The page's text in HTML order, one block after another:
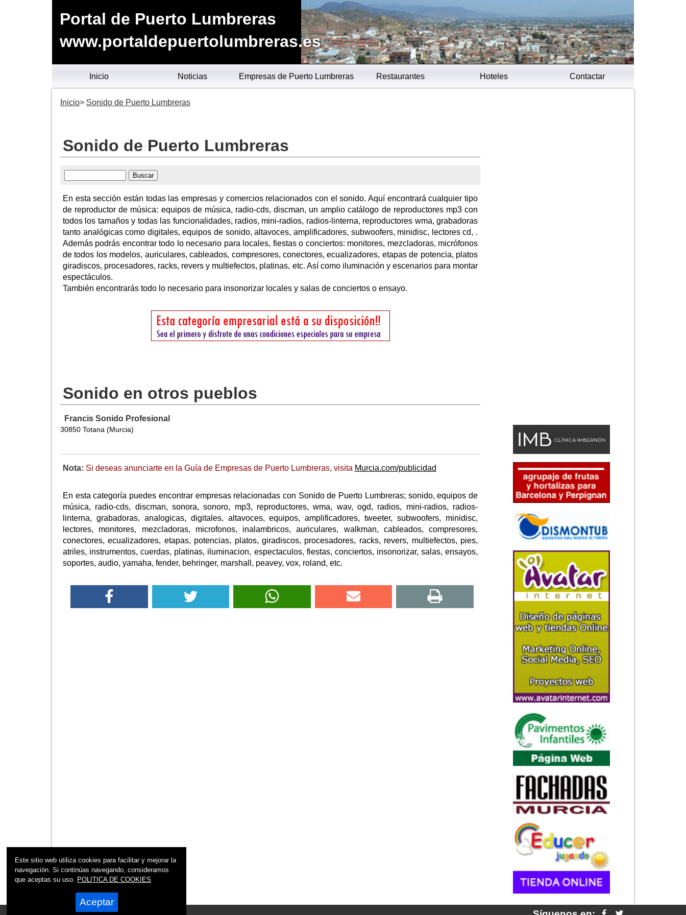
Portal de Puerto Lumbreras
www.portaldepuertolumbreras.es
Inicio Noticias Empresas de Puerto Lumbreras Restaurantes Hoteles Contactar
Inicio Sonido de Puerto Lumbreras
Sonido de Puerto Lumbreras
En esta sección están todas las empresas y comercios relacionados con el sonido. Aquí encontrará cualquier tipo
de reproductor de música: equipos de música, radio-cds, discman, un amplio catálogo de reproductores mp3 con
todos los tamaños y todas las funcionalidades, radios, mini-radios, radios-linterna, reproductores wma, grabadoras
tanto analógicas como digitales, equipos de sonido, altavoces, amplificadores, subwoofers, minidisc, lectores cd, .
Además podrás encontrar todo lo necesario para locales, fiestas o conciertos: monitores, mezcladoras, micrófonos
de todos los modelos, auriculares, cableados, compresores, conectores, ecualizadores, etapas de potencia, platos
giradiscos, procesadores, racks, revers y multiefectos, platinas, etc. Así como iluminación y escenarios para montar
espectáculos.
También encontrarás todo lo necesario para insonorizar locales y salas de conciertos o ensayo.
Sonido en otros pueblos
Francis Sonido Profesional
30850 Totana (Murcia)
Nota: Si deseas anunciarte en la Guía de Empresas de Puerto Lumbreras, visita Murcia.com/publicidad
En esta categoría puedes encontrar empresas relacionadas con Sonido de Puerto Lumbreras; sonido, equipos de
música, radio-cds, discman, sonora, sonoro, mp3, reproductores, wma, wav, ogd, radios, mini-radios, radios-
linterna, grabadoras, analogicas, digitales, altavoces, equipos, amplificadores, tweeter, subwoofers, minidisc,
lectores, monitores, mezcladoras, microfonos, inalambricos, auriculares, walkman, cableados, compresores,
conectores, ecualizadores, etapas, potencias, platos, giradiscos, procesadores, racks, revers, multiefectos, pies,
atriles, instrumentos, cuerdas, platinas, iluminacion, espectaculos, fiestas, conciertos, insonorizar, salas, ensayos,
soportes, audio, yamaha, fender, behringer, marshall, peavey, vox, roland, etc.
Este sitio web utiliza cookies para facilitar y mejorar la
navegación. Si continúas navegando, consideramos
que aceptas su uso. POLITICA DE COOKIES
Aceptar